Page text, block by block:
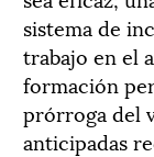
sistema de
trabajo en el
formación
prórroga del
anticipadas